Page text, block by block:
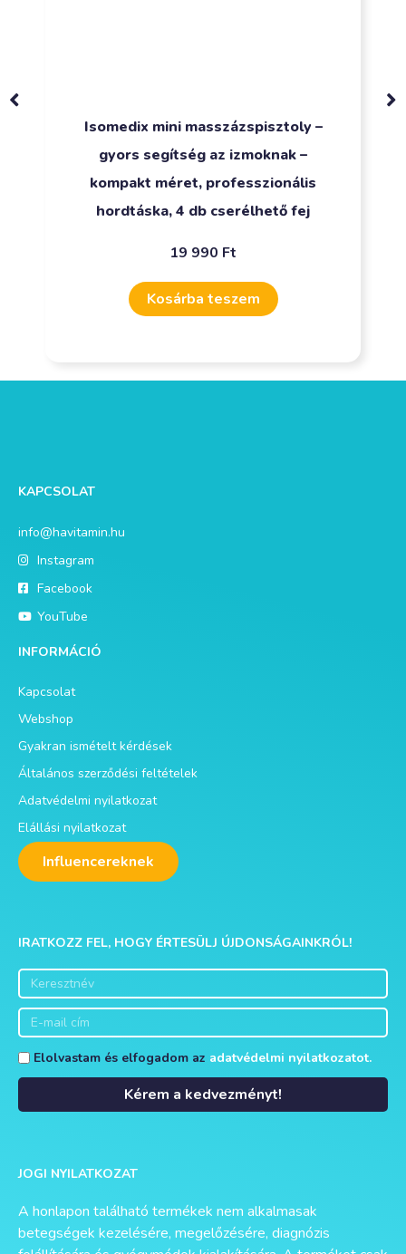
Isomedix mini masszázspisztoly –
gyors segítség az izmoknak –
kompakt méret, professzionális
hordtáska, 4 db cserélhető fej
19 990 Ft
Kosárba teszem
KAPCSOLAT
info@havitamin.hu
Instagram
Facebook
YouTube
INFORMÁCIÓ
Kapcsolat
Webshop
Gyakran ismételt kérdések
Általános szerződési feltételek
Adatvédelmi nyilatkozat
Elállási nyilatkozat
Influencereknek
IRATKOZZ FEL, HOGY ÉRTESÜLJ ÚJDONSÁGAINKRÓL!
Elolvastam és elfogadom az adatvédelmi nyilatkozatot.
Kérem a kedvezményt!
JOGI NYILATKOZAT
A honlapon található termékek nem alkalmasak
betegségek kezelésére, megelőzésére, diagnózis